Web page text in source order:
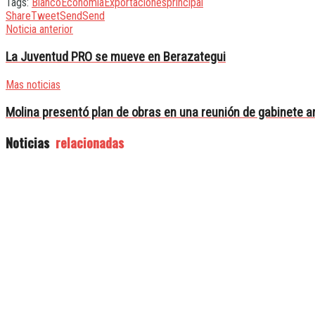
Tags: Bianco EconomíaExportacionesprincipal
ShareTweetSendSend
Noticia anterior
La Juventud PRO se mueve en Berazategui
Mas noticias
Molina presentó plan de obras en una reunión de gabinete
Noticias relacionadas